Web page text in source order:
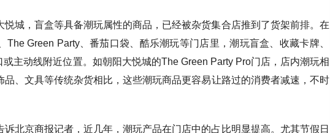
悦城，盲盒等具备潮玩属性的商品，已经被杂货集合店推到了货架前排。在
Green Party、番茄口袋、酷乐潮玩等门店里，潮玩盲盒、收藏卡牌、
主动线附近位置。如朝阳大悦城的The Green Party Pro门店，店内潮玩相
品、文具等传统杂货相比，这些潮玩商品更容易让路过的消费者减速，不时
北京商报记者，近几年，潮玩产品在门店中的占比明显提高。尤其节假日